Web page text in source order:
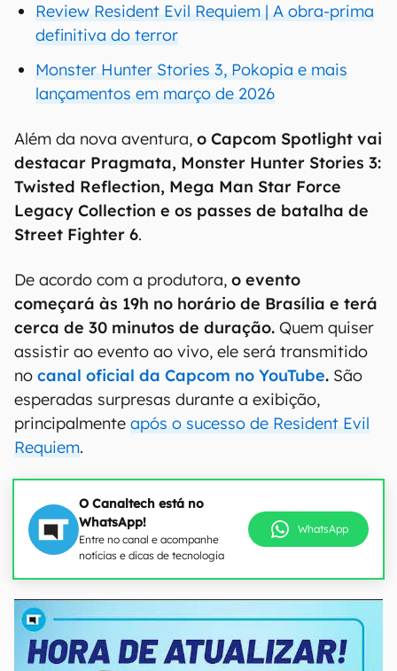
Review Resident Evil Requiem | A obra-prima
definitiva do terror
Monster Hunter Stories 3, Pokopia e mais
lançamentos em março de 2026
Além da nova aventura, o Capcom Spotlight vai
destacar Pragmata, Monster Hunter Stories 3:
Twisted Reflection, Mega Man Star Force
Legacy Collection e os passes de batalha de
Street Fighter 6.
De acordo com a produtora, o evento
começará às 19h no horário de Brasília e terá
cerca de 30 minutos de duração. Quem quiser
assistir ao evento ao vivo, ele será transmitido
no canal oficial da Capcom no YouTube. São
esperadas surpresas durante a exibição,
principalmente após o sucesso de Resident Evil
Requiem.
O Canaltech está no
WhatsApp!
Entre no canal e acompanhe
notícias e dicas de tecnologia
WhatsApp